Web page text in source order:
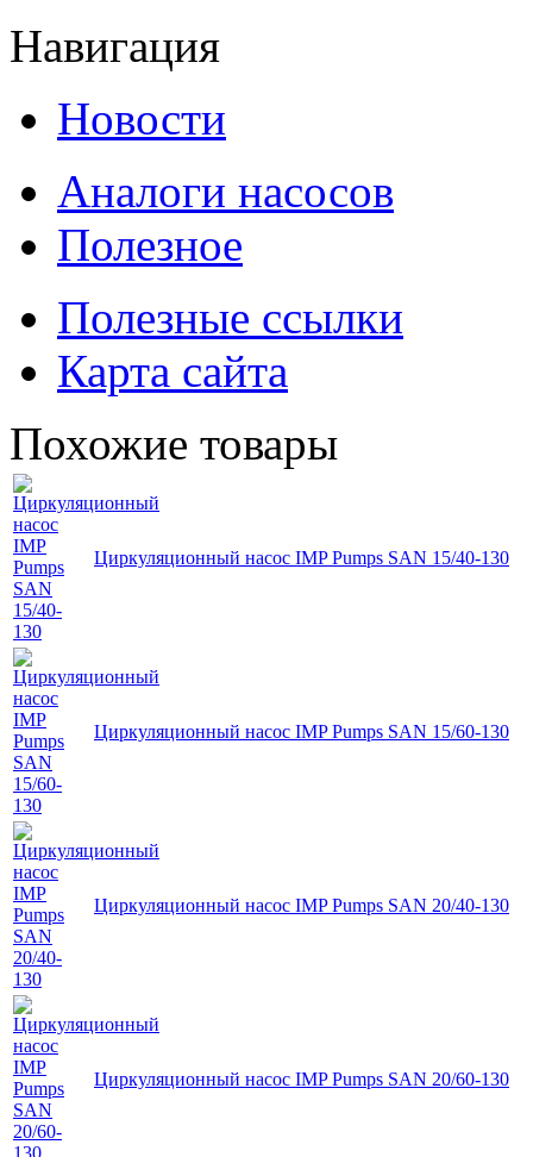
Навигация
Новости
Аналоги насосов
Полезное
Полезные ссылки
Карта сайта
Похожие товары
Циркуляционный насос IMP Pumps SAN 15/40-130
Циркуляционный насос IMP Pumps SAN 15/60-130
Циркуляционный насос IMP Pumps SAN 20/40-130
Циркуляционный насос IMP Pumps SAN 20/60-130